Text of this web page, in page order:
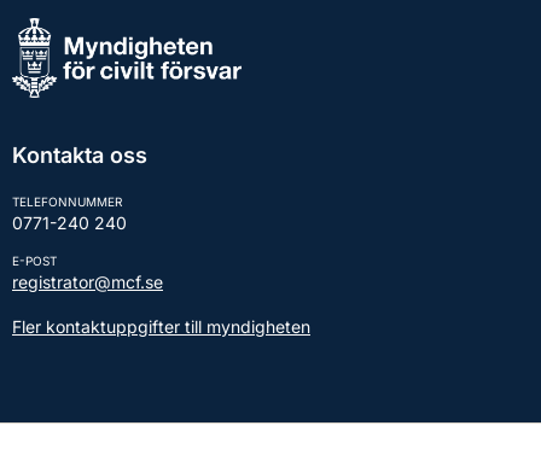
Kontakta oss
TELEFONNUMMER
0771-240 240
E-POST
registrator@mcf.se
Fler kontaktuppgifter till myndigheten